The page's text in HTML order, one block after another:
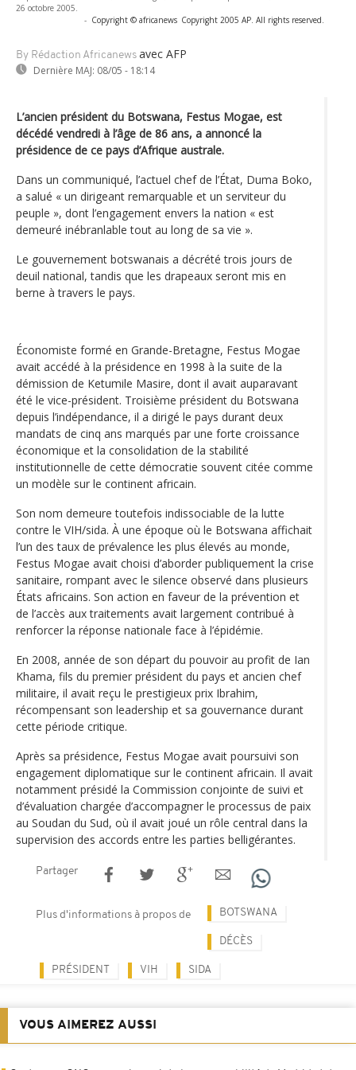
26 octobre 2005.
- Copyright © africanews Copyright 2005 AP. All rights reserved.
By Rédaction Africanews avec AFP
Dernière MAJ: 08/05 - 18:14
L’ancien président du Botswana, Festus Mogae, est
décédé vendredi à l’âge de 86 ans, a annoncé la
présidence de ce pays d’Afrique australe.
Dans un communiqué, l’actuel chef de l’État, Duma Boko,
a salué « un dirigeant remarquable et un serviteur du
peuple », dont l’engagement envers la nation « est
demeuré inébranlable tout au long de sa vie ».
Le gouvernement botswanais a décrété trois jours de
deuil national, tandis que les drapeaux seront mis en
berne à travers le pays.
Économiste formé en Grande-Bretagne, Festus Mogae
avait accédé à la présidence en 1998 à la suite de la
démission de Ketumile Masire, dont il avait auparavant
été le vice-président. Troisième président du Botswana
depuis l’indépendance, il a dirigé le pays durant deux
mandats de cinq ans marqués par une forte croissance
économique et la consolidation de la stabilité
institutionnelle de cette démocratie souvent citée comme
un modèle sur le continent africain.
Son nom demeure toutefois indissociable de la lutte
contre le VIH/sida. À une époque où le Botswana affichait
l’un des taux de prévalence les plus élevés au monde,
Festus Mogae avait choisi d’aborder publiquement la crise
sanitaire, rompant avec le silence observé dans plusieurs
États africains. Son action en faveur de la prévention et
de l’accès aux traitements avait largement contribué à
renforcer la réponse nationale face à l’épidémie.
En 2008, année de son départ du pouvoir au profit de Ian
Khama, fils du premier président du pays et ancien chef
militaire, il avait reçu le prestigieux prix Ibrahim,
récompensant son leadership et sa gouvernance durant
cette période critique.
Après sa présidence, Festus Mogae avait poursuivi son
engagement diplomatique sur le continent africain. Il avait
notamment présidé la Commission conjointe de suivi et
d’évaluation chargée d’accompagner le processus de paix
au Soudan du Sud, où il avait joué un rôle central dans la
supervision des accords entre les parties belligérantes.
Partager
Plus d'informations à propos de BOTSWANA
DÉCÈS
PRÉSIDENT VIH SIDA
VOUS AIMEREZ AUSSI